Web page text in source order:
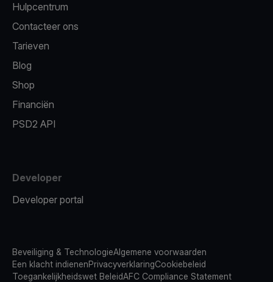
Hulpcentrum
Contacteer ons
Tarieven
Blog
Shop
Financiën
PSD2 API
Developer
Developer portal
Beveiliging & TechnologieAlgemene voorwaarden
Een klacht indienenPrivacyverklaringCookiebeleid
Toegankelijkheidswet BeleidAFC Compliance Statement